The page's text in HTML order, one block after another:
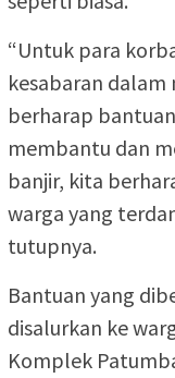
“Untuk para
kesabaran
berharap
membantu dan
banjir, kita
warga yang
tutupnya.
Bantuan yang
disalurkan ke
Komplek